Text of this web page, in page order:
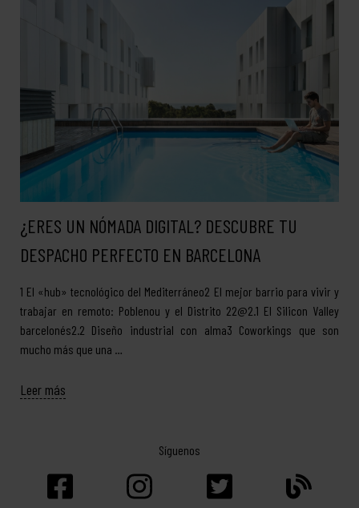
¿ERES UN NÓMADA DIGITAL? DESCUBRE TU
DESPACHO PERFECTO EN BARCELONA
1 El «hub» tecnológico del Mediterráneo2 El mejor barrio para vivir y
trabajar en remoto: Poblenou y el Distrito 22@2.1 El Silicon Valley
barcelonés2.2 Diseño industrial con alma3 Coworkings que son
mucho más que una …
Leer más
Síguenos